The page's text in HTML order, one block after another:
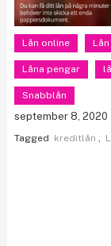
Lån online
Låna pengar
Snabblån
september 8, 2020
Tagged kreditlån ,